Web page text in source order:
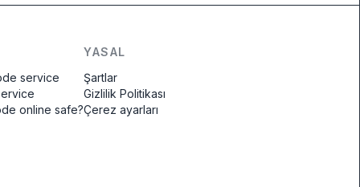
service
online safe?
YASAL
Şartlar
Gizlilik Politikası
Çerez ayarları